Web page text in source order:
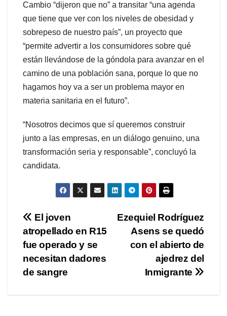
Cambio “dijeron que no” a transitar “una agenda
que tiene que ver con los niveles de obesidad y
sobrepeso de nuestro país”, un proyecto que
“permite advertir a los consumidores sobre qué
están llevándose de la góndola para avanzar en el
camino de una población sana, porque lo que no
hagamos hoy va a ser un problema mayor en
materia sanitaria en el futuro”.
“Nosotros decimos que sí queremos construir
junto a las empresas, en un diálogo genuino, una
transformación seria y responsable”, concluyó la
candidata.
Navegación
de
entradas
Ezequiel Rodríguez
Asens se quedó
con el abierto de
ajedrez del
Inmigrante
El joven
atropellado en R15
fue operado y se
necesitan dadores
de sangre